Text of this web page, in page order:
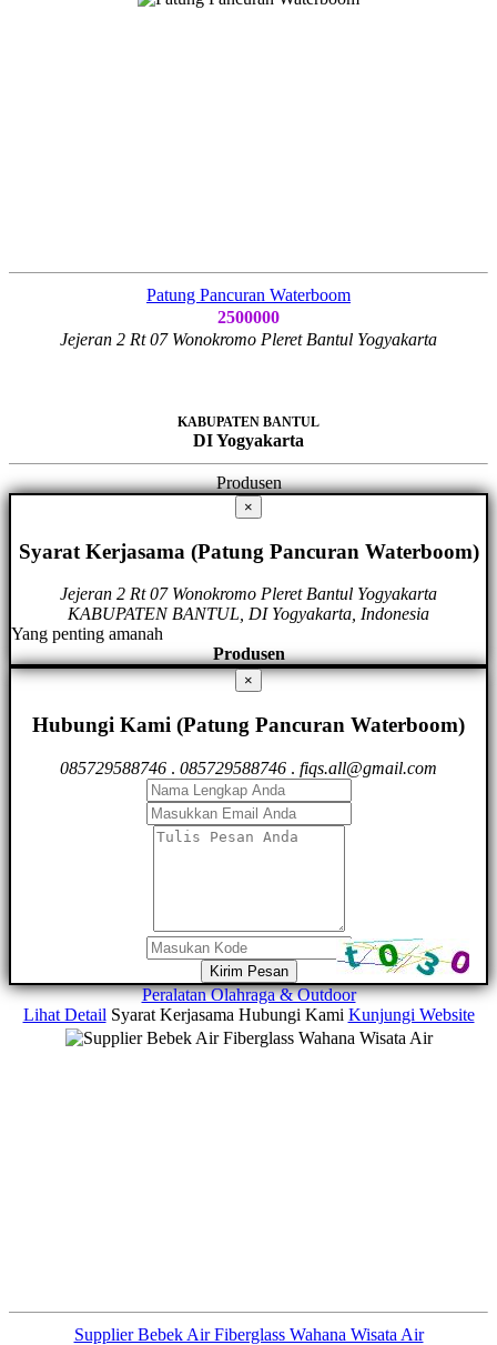
Patung Pancuran Waterboom
2500000
Jejeran 2 Rt 07 Wonokromo Pleret Bantul Yogyakarta
KABUPATEN BANTUL
DI Yogyakarta
Produsen
×
Syarat Kerjasama (Patung Pancuran Waterboom)
Jejeran 2 Rt 07 Wonokromo Pleret Bantul Yogyakarta
KABUPATEN BANTUL, DI Yogyakarta, Indonesia
Yang penting amanah
Produsen
×
Hubungi Kami (Patung Pancuran Waterboom)
085729588746 . 085729588746 . fiqs.all@gmail.com
Kirim Pesan
Peralatan Olahraga & Outdoor
Lihat Detail Syarat Kerjasama Hubungi Kami Kunjungi Website
Supplier Bebek Air Fiberglass Wahana Wisata Air